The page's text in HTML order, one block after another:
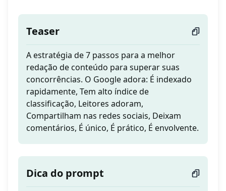
Teaser
A estratégia de 7 passos para a melhor
redação de conteúdo para superar suas
concorrências. O Google adora: É indexado
rapidamente, Tem alto índice de
classificação, Leitores adoram,
Compartilham nas redes sociais, Deixam
comentários, É único, É prático, É envolvente.
Dica do prompt